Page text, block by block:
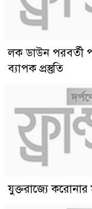
লক ডাউন পরবর্তী
ব্যাপক প্রস্তুতি
যুক্তরাজ্যে